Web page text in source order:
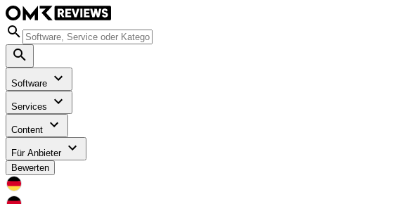
Software
Services
Content
Für Anbieter
Bewerten